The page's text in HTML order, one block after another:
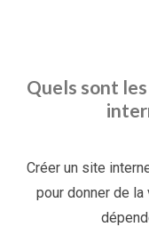
Quels sont
Créer un site
pour donner de